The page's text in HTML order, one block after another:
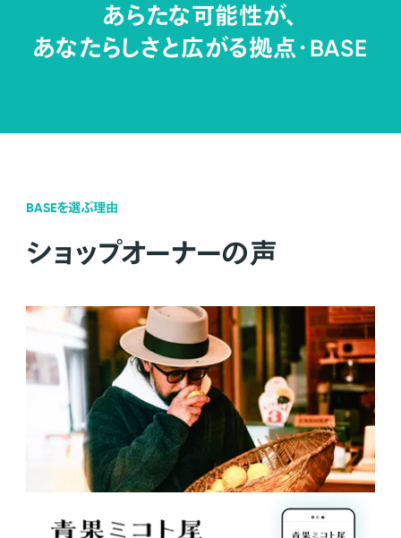
あらたな可能性が、
あなたらしさと広がる拠点・BASE
BASEを選ぶ理由
ショップオーナーの声